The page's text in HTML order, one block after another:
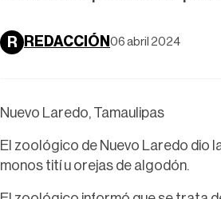
R REDACCIÓN 06 abril 2024
Nuevo Laredo, Tamaulipas
El zoológico de Nuevo Laredo dio
monos tití u orejas de algodón.